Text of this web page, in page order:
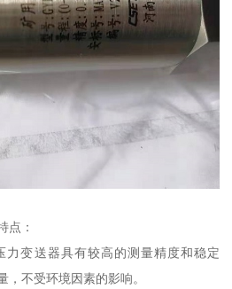
点：
力变送器具有较高的测量精度和稳定
，不受环境因素的影响。